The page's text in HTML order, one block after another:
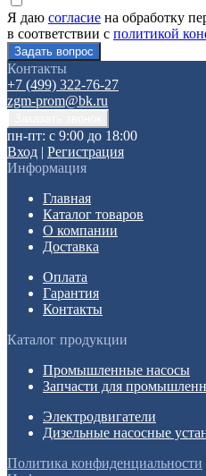
Я даю согласие на обработку
в соответствии с политикой
Контакты
+7 (499) 322-76-27
zgm-prom@bk.ru
пн-пт: с 9:00 до 18:00
Вход | Регистрация
Информация
Главная
Каталог товаров
О компании
Доставка
Оплата
Гарантия
Контакты
Каталог продукции
Промышленные насосы
Запчасти для
Электродвигатели
Дизельные насосные
Политика конфиденциальности